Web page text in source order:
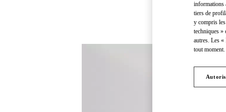
informations
tiers de
y compris
techniques »
autres. Les «
tout